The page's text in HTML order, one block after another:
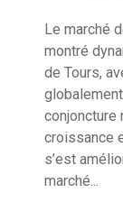
Le marché
montré
de Tours,
conjoncture
croissance
s’est
marché...